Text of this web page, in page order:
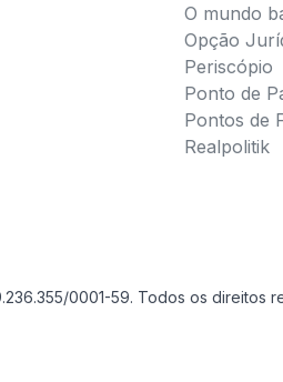
O mundo
Opção
Periscópio
Ponto de
Pontos de
Realpolitik
0001-59. Todos os direitos